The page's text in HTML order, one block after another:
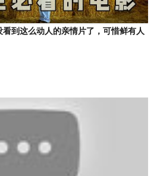
看到这么动人的亲情片了，可惜鲜有人